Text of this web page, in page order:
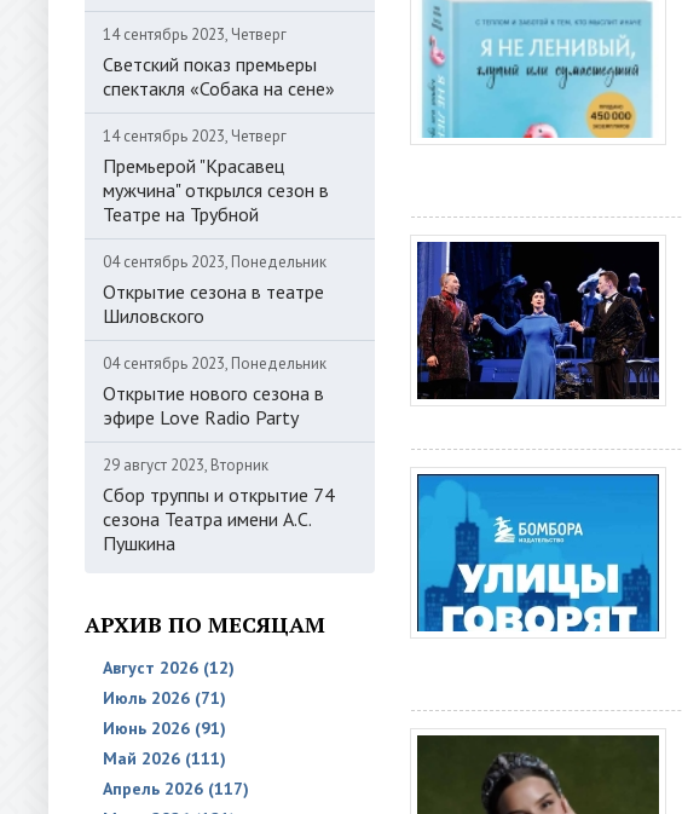
14 сентябрь 2023, Четверг
Светский показ премьеры
спектакля «Собака на сене»
14 сентябрь 2023, Четверг
Премьерой "Красавец
мужчина" открылся сезон в
Театре на Трубной
04 сентябрь 2023, Понедельник
Открытие сезона в театре
Шиловского
04 сентябрь 2023, Понедельник
Открытие нового сезона в
эфире Love Radio Party
29 август 2023, Вторник
Сбор труппы и открытие 74
сезона Театра имени А.С.
Пушкина
АРХИВ ПО МЕСЯЦАМ
Август 2026 (12)
Июль 2026 (71)
Июнь 2026 (91)
Май 2026 (111)
Апрель 2026 (117)